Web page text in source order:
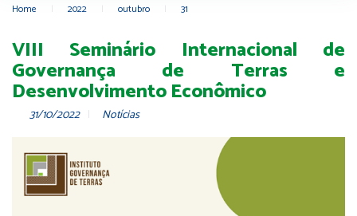
Home 2022 outubro 31
VIII Seminário Internacional de
Governança de Terras e
Desenvolvimento Econômico
31/10/2022 Notícias